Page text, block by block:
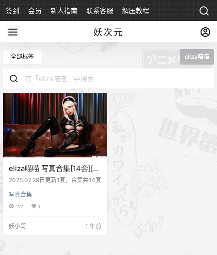
签到 会员 新人指南 联系客服 解压教程
妖次元
全部标签 eliza喵喵
eliza喵喵 写真合集[14套][持
续更新]
2025.07.29日更新1套，合集共14套
写真合集
177 1
妖小哥 1 年前